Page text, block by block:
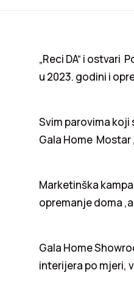
„Reci DA“ i ostvari
u 2023. godini i
Svim parovima
Gala Home
Marketinška
opremanje doma
Gala Home
interijera po mjeri,